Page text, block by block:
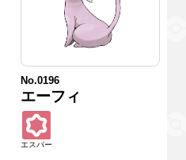
No.0196
エーフィ
エスパー